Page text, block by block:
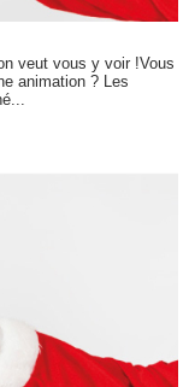
veut vous y voir !Vous
animation ? Les